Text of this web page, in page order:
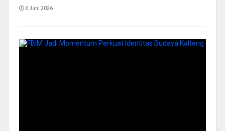
6 Juni 2026